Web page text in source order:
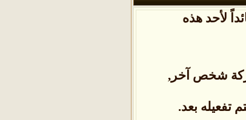
لأحد هذه
شخص آخر,
تفعيله بعد.